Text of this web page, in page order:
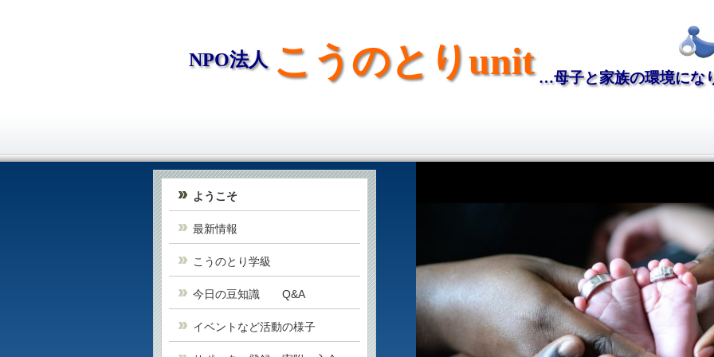
NPO法人 こうのとりunit …母子と家族の環境にな
ようこそ
最新情報
こうのとり学級
今日の豆知識 Q&A
イベントなど活動の様子